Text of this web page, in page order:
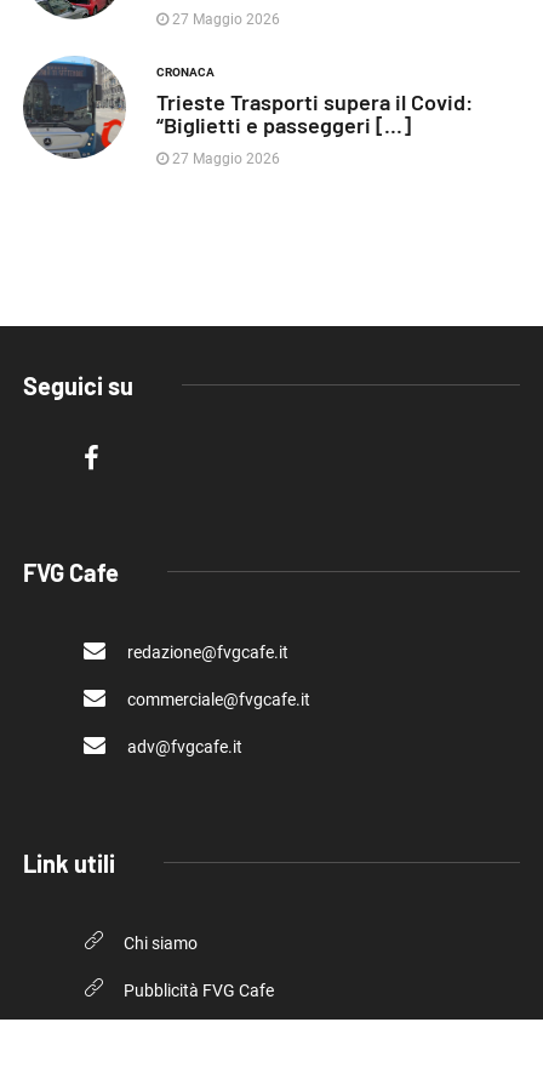
27 Maggio 2026
CRONACA
Trieste Trasporti supera il Covid:
“Biglietti e passeggeri [...]
27 Maggio 2026
Seguici su
FVG Cafe
redazione@fvgcafe.it
commerciale@fvgcafe.it
adv@fvgcafe.it
Link utili
Chi siamo
Pubblicità FVG Cafe